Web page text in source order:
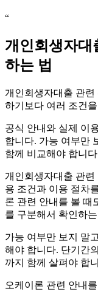
“
개인회생자대
하는 법
개인회생자대출 관련
하기보다 여러 조건
공식 안내와 실제 이
합니다. 가능 여부만
함께 비교해야 합니
개인회생자대출 관련
용 조건과 이용 절차
론 관련 안내를 볼 때
를 구분해서 확인하
가능 여부만 보지 말
해야 합니다. 단기간
까지 함께 살펴야 합
오케이론 관련 안내